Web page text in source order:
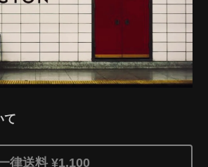
て
律送料 ¥1,100